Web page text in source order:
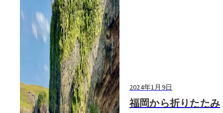
2024年1月9日
福岡から折りたたみ